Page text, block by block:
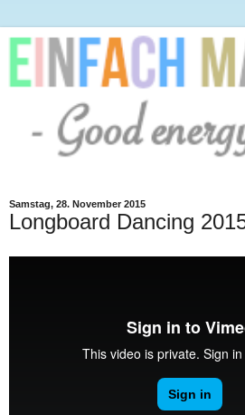
Samstag, 28. November 2015
Longboard Dancing